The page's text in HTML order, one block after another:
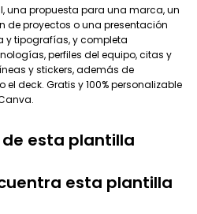
una propuesta para una marca, un
de proyectos o una presentación
y tipografías, y completa
perfiles del equipo, citas y
y stickers, además de
deck. Gratis y 100% personalizable
esta plantilla
esta plantilla